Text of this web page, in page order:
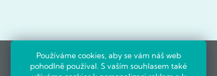
Používáme cookies, aby se vám náš web
pohodlně používal. S vaším souhlasem také